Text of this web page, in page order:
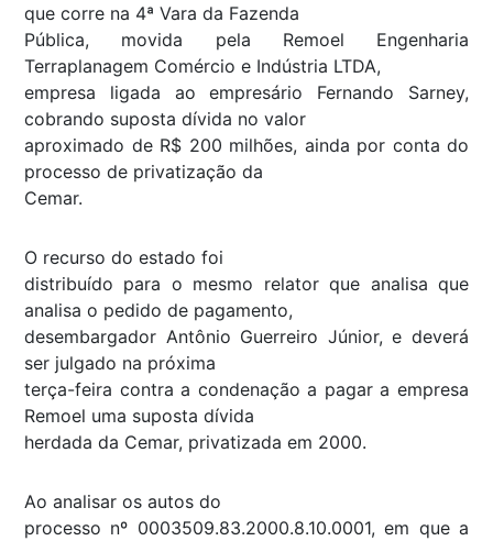
que corre na 4ª Vara da Fazenda
Pública, movida pela Remoel Engenharia
Terraplanagem Comércio e Indústria LTDA,
empresa ligada ao empresário Fernando Sarney,
cobrando suposta dívida no valor
aproximado de R$ 200 milhões, ainda por conta do
processo de privatização da
Cemar.
O recurso do estado foi
distribuído para o mesmo relator que analisa que
analisa o pedido de pagamento,
desembargador Antônio Guerreiro Júnior, e deverá
ser julgado na próxima
terça-feira contra a condenação a pagar a empresa
Remoel uma suposta dívida
herdada da Cemar, privatizada em 2000.
Ao analisar os autos do
processo nº 0003509.83.2000.8.10.0001, em que a